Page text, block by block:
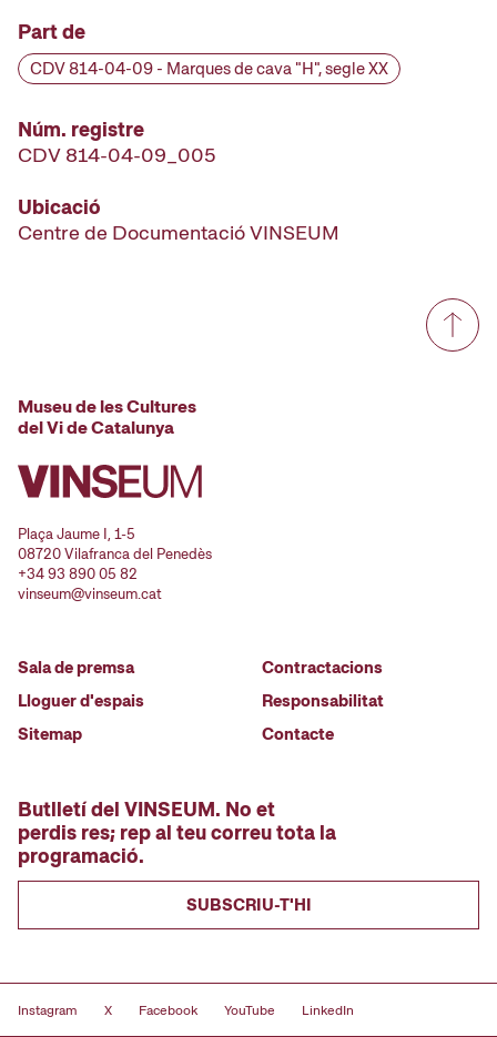
Part de
CDV 814-04-09 - Marques de cava "H", segle XX
Núm. registre
CDV 814-04-09_005
Ubicació
Centre de Documentació VINSEUM
Museu de les Cultures
del Vi de Catalunya
Plaça Jaume I, 1-5
08720 Vilafranca del Penedès
+34 93 890 05 82
vinseum@vinseum.cat
Sala de premsa
Lloguer d'espais
Sitemap
Contractacions
Responsabilitat
Contacte
Butlletí del VINSEUM. No et
perdis res; rep al teu correu tota la
programació.
SUBSCRIU-T'HI
Instagram X Facebook YouTube LinkedIn